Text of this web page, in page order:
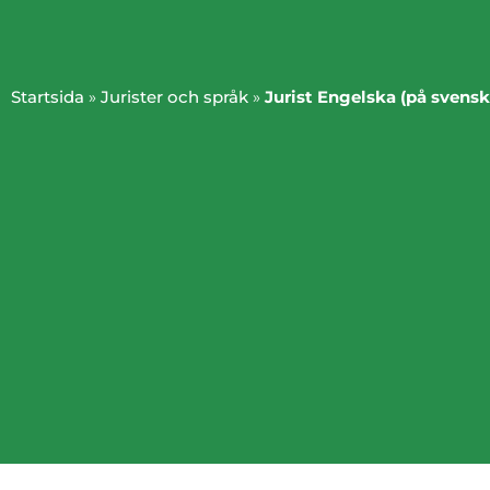
Startsida » Jurister och språk » Jurist Engelska (på